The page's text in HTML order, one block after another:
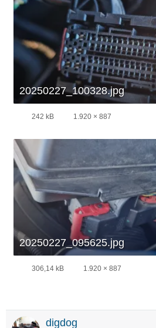
20250227_100328.jpg
242 kB 1.920 × 887
20250227_095625.jpg
306,14 kB 1.920 × 887
digdog